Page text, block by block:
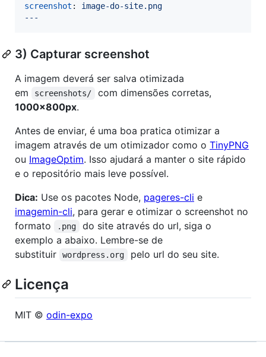
screenshot : image-do-site.png
---
3) Capturar screenshot
A imagem deverá ser salva otimizada
em
screenshots/
com dimensões corretas,
1000x800px.
Antes de enviar, é uma boa pratica otimizar a
imagem através de um otimizador como o TinyPNG
ou ImageOptim. Isso ajudará a manter o site rápido
e o repositório mais leve possível.
Dica: Use os pacotes Node, pageres-cli e
imagemin-cli, para gerar e otimizar o screenshot no
formato
.png
do site através do url, siga o
exemplo a abaixo. Lembre-se de
substituir
wordpress.org pelo url do seu site.
Licença
MIT © odin-expo